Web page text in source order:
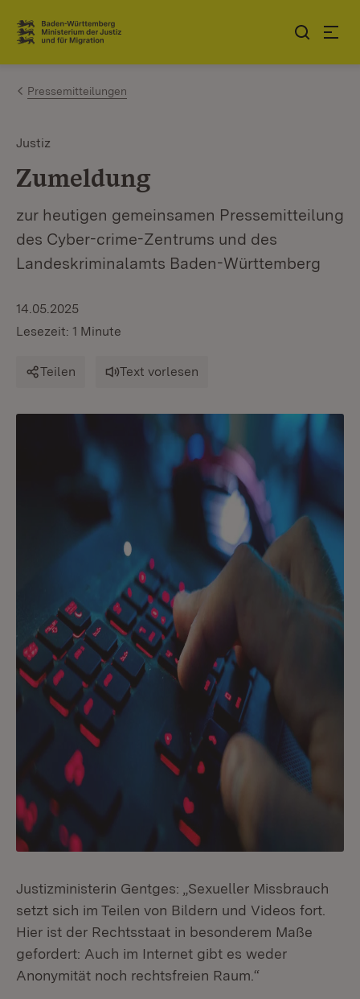
Zum Inhalt springen
Link zur Startseite
Pressemitteilungen
Justiz
Zumeldung
zur heutigen gemeinsamen Pressemitteilung
des Cyber-crime-Zentrums und des
Landeskriminalamts Baden-Württemberg
14.05.2025
Lesezeit: 1 Minute
Teilen Text vorlesen
Justizministerin Gentges: „Sexueller Missbrauch
setzt sich im Teilen von Bildern und Videos fort.
Hier ist der Rechtsstaat in besonderem Maße
gefordert: Auch im Internet gibt es weder
Anonymität noch rechtsfreien Raum.“